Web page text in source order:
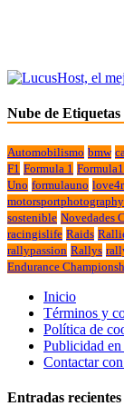
Nube de Etiquetas
Automobilismo bmw
F1 Formula 1 Formula1
Uno formulauno
motorsportphotography
sostenible Novedades
racingislife Raids
rallypassion Rallys
Endurance
Inicio
Términos y
Política de
Publicidad
Contactar
Entradas recientes